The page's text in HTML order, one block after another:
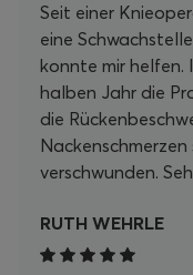
der Matte nur
Wohlfühlmoment,
Einklang zu
schnelle
Kundenservice
Frage zu den
Anliegen wurde
Set jedem
Möglichkeit sucht,
Seit einer
eine
konnte mir helfen.
halben Jahr die
die
verschwunden.
RUTH WEHRLE